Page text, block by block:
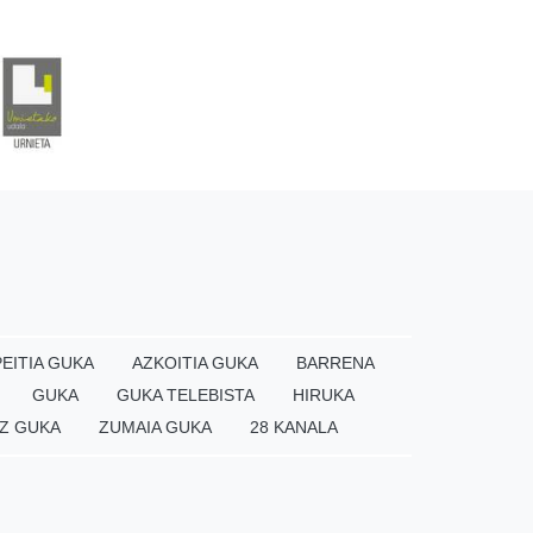
GUKA AZKOITIA GUKA
BARRENA
GUKA GUKA TELEBISTA
HIRUKA
GUKA ZUMAIA GUKA 28 KANALA